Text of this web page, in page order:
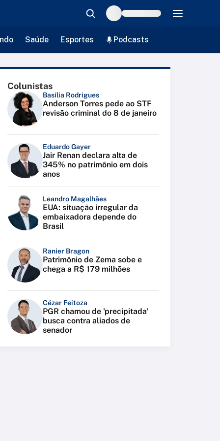
Saúde Esportes Podcasts
Colunistas
Basília Rodrigues
Anderson Torres pede ao STF
revisão criminal do 8 de janeiro
Eduardo Gayer
Jair Renan declara alta de
345% no patrimônio em dois
anos
Leandro Magalhães
EUA: situação irregular da
embaixadora depende do
Brasil
Ranier Bragon
Patrimônio de Zema sobe e
chega a R$ 179 milhões
Cézar Feitoza
PGR chamou de 'precipitada'
busca contra aliados de
senador